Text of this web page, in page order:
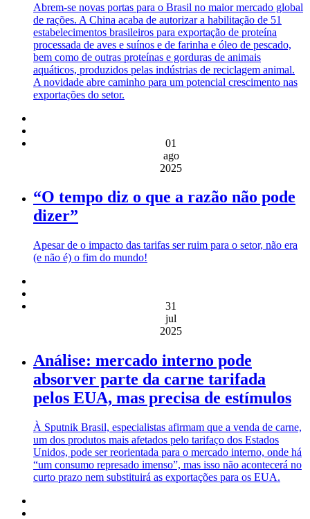
Abrem-se novas portas para o Brasil no maior mercado global
de rações. A China acaba de autorizar a habilitação de 51
estabelecimentos brasileiros para exportação de proteína
processada de aves e suínos e de farinha e óleo de pescado,
bem como de outras proteínas e gorduras de animais
aquáticos, produzidos pelas indústrias de reciclagem animal.
A novidade abre caminho para um potencial crescimento nas
exportações do setor.
01
ago
2025
“O tempo diz o que a razão não pode
dizer”
Apesar de o impacto das tarifas ser ruim para o setor, não era
(e não é) o fim do mundo!
31
jul
2025
Análise: mercado interno pode
absorver parte da carne tarifada
pelos EUA, mas precisa de estímulos
À Sputnik Brasil, especialistas afirmam que a venda de carne,
um dos produtos mais afetados pelo tarifaço dos Estados
Unidos, pode ser reorientada para o mercado interno, onde há
“um consumo represado imenso”, mas isso não acontecerá no
curto prazo nem substituirá as exportações para os EUA.